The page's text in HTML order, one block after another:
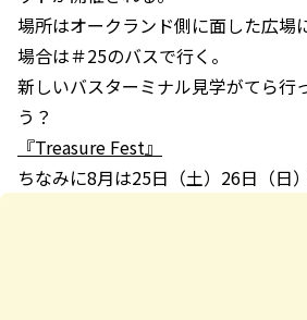
場所はオークランド側に面した広場
場合は＃25のバスで行く。
新しいバスターミナル見学がてら行
う？
『Treasure Fest』
ちなみに8月は25日（土）26日（日